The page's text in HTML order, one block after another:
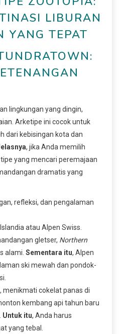
LIBURAN
YANG TEPAT
lingkungan yang dingin,
Arketipe ini cocok untuk
dari kebisingan kota dan
, jika Anda memilih
yang mencari peremajaan
dramatis yang
refleksi, dan pengalaman
Islandia atau Alpen Swiss.
gletser, Northern
alami. Sementara itu, Alpen
ski mewah dan pondok-
menikmati cokelat panas di
kembang api tahun baru
Untuk itu, Anda harus
yang tebal.